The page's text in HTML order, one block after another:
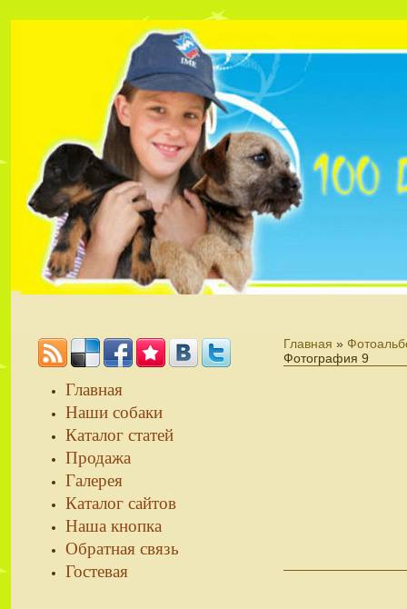
Главная »
Фотография 9
Главная
Наши собаки
Каталог статей
Продажа
Галерея
Каталог сайтов
Наша кнопка
Обратная связь
Гостевая